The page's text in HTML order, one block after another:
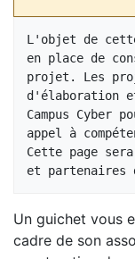
L'objet de
en place de
projet. Les
d'élaboration
Campus Cyber
appel à
Cette page
Un guichet vous
cadre de son